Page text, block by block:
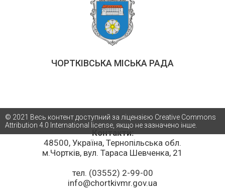
ЧОРТКІВСЬКА МІСЬКА РАДА
Контакти:
48500, Україна, Тернопільська обл.
м.Чортків, вул. Тараса Шевченка, 21
тел. (03552) 2-99-00
info@chortkivmr.gov.ua
© 2021 Весь контент доступний за ліцензією Creative Commons
Attribution 4.0 International license, якщо не зазначено інше.